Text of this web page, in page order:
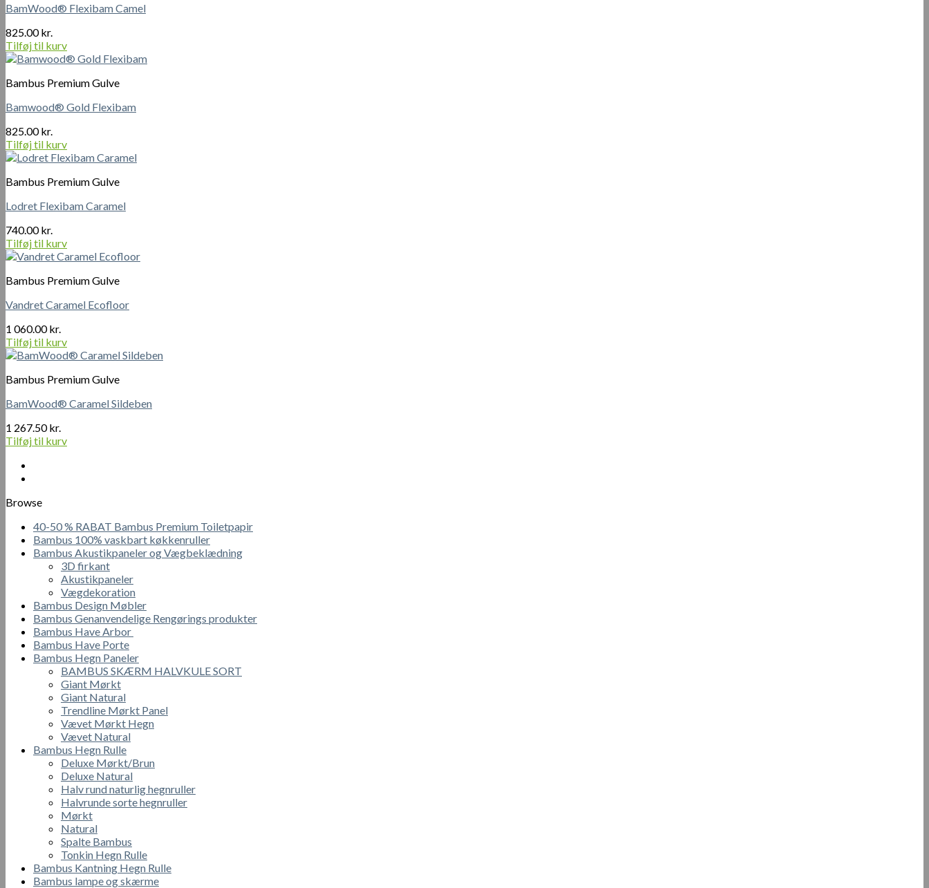
BamWood® Flexibam Camel
825.00kr.
Tilføj til kurv
Bambus Premium Gulve
Bamwood® Gold Flexibam
825.00kr.
Tilføj til kurv
Bambus Premium Gulve
Lodret Flexibam Caramel
740.00kr.
Tilføj til kurv
Bambus Premium Gulve
Vandret Caramel Ecofloor
1 060.00kr.
Tilføj til kurv
Bambus Premium Gulve
BamWood® Caramel Sildeben
1 267.50kr.
Tilføj til kurv
Browse
40-50 % RABAT Bambus Premium Toiletpapir
Bambus 100% vaskbart køkkenruller
Bambus Akustikpaneler og Vægbeklædning
3D firkant
Akustikpaneler
Vægdekoration
Bambus Design Møbler
Bambus Genanvendelige Rengørings produkter
Bambus Have Arbor
Bambus Have Porte
Bambus Hegn Paneler
BAMBUS SKÆRM HALVKULE SORT
Giant Mørkt
Giant Natural
Trendline Mørkt Panel
Vævet Mørkt Hegn
Vævet Natural
Bambus Hegn Rulle
Deluxe Mørkt/Brun
Deluxe Natural
Halv rund naturlig hegnruller
Halvrunde sorte hegnruller
Mørkt
Natural
Spalte Bambus
Tonkin Hegn Rulle
Bambus Kantning Hegn Rulle
Bambus lampe og skærme